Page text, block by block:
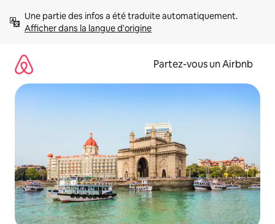
directement
Afficher dans la langue d'origine
Partez-vous un Airbnb